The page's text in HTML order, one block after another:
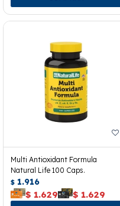
Multi Antioxidant Formula
Natural Life 100 Caps.
$ 1.916
$ 1.629 $ 1.629